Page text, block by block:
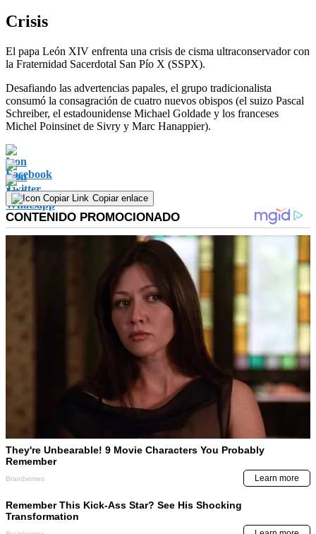
Crisis
El papa León XIV enfrenta una crisis de cisma ultraconservador con
la Fraternidad Sacerdotal San Pío X (SSPX).
Desafiando las advertencias papales, el grupo tradicionalista
consumó la consagración de cuatro nuevos obispos (el suizo Pascal
Schreiber, el estadounidense Michael Goldade y los franceses
Michel Poinsinet de Sivry y Marc Hanappier).
Copiar enlace